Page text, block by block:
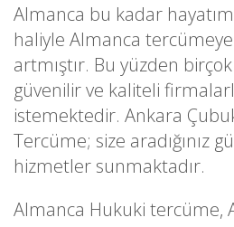
Almanca bu kadar
haliyle Almanca
artmıştır. Bu yüzden
güvenilir ve kaliteli
istemektedir. Ankara
Tercüme; size aradığınız
hizmetler sunmaktadır.
Almanca Hukuki tercüme,